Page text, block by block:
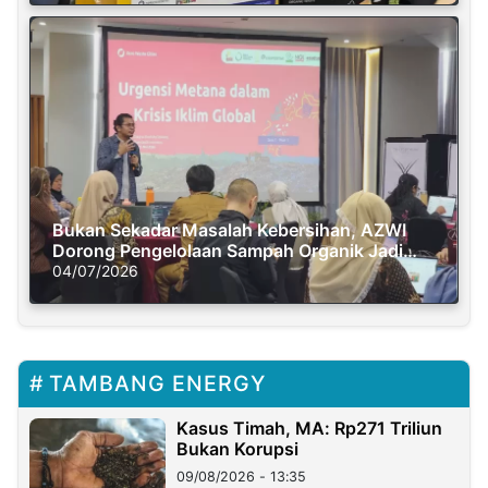
Bukan Sekadar Masalah Kebersihan, AZWI
Dorong Pengelolaan Sampah Organik Jadi
Solusi Krisis Iklim
04/07/2026
TAMBANG ENERGY
Kasus Timah, MA: Rp271 Triliun
Bukan Korupsi
09/08/2026 - 13:35